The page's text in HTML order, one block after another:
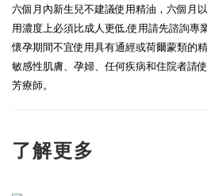
六個月內新生兒不建議使用精油，六個月
用濃度上必須比成人更低,使用請先諮詢專
懷孕期間不宜使用具有通經或荷爾蒙類的精
敏感性肌膚、孕婦、任何疾病和住院者請
芳療師。
了解更多